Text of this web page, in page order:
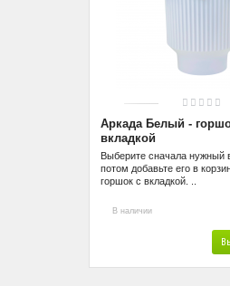
Аркада Белый -
вкладкой
Выберите сначала нужный
потом добавьте его в
горшок с вкладкой. ..
В наличии